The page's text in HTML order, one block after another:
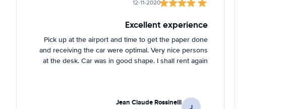
12-11-2020
Excellent experience
Pick up at the airport and time to get the paper done
and receiving the car were optimal. Very nice persons
at the desk. Car was in good shape. I shall rent again
J
Jean Claude Rossinelli